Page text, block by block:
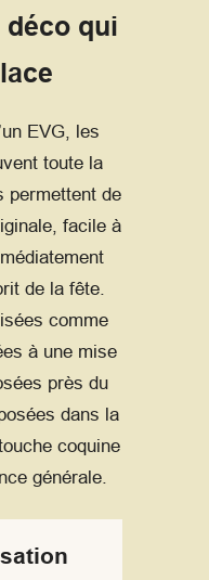
qui
EVG, les
toute la
permettent de
facile à
de la fête.
comme
à une mise
près du
dans la
coquine
générale.